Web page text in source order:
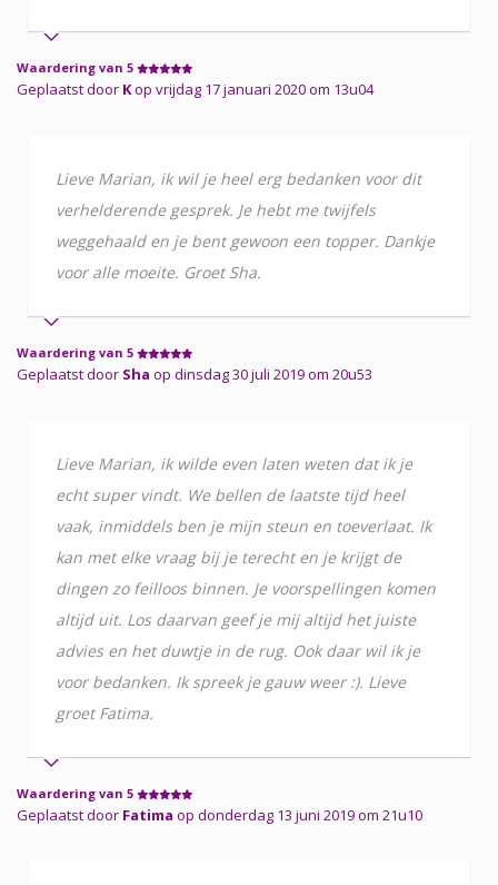
Waardering van 5
Geplaatst door Kop vrijdag 17 januari 2020 om 13u04
Lieve Marian, ik wil je heel erg bedanken voor dit
verhelderende gesprek. Je hebt me twijfels
weggehaald en je bent gewoon een topper. Dankje
voor alle moeite. Groet Sha.
Waardering van 5
Geplaatst door Sha op dinsdag 30 juli 2019 om 20u53
Lieve Marian, ik wilde even laten weten dat ik je
echt super vindt. We bellen de laatste tijd heel
vaak, inmiddels ben je mijn steun en toeverlaat. Ik
kan met elke vraag bij je terecht en je krijgt de
dingen zo feilloos binnen. Je voorspellingen komen
altijd uit. Los daarvan geef je mij altijd het juiste
advies en het duwtje in de rug. Ook daar wil ik je
voor bedanken. Ik spreek je gauw weer :). Lieve
groet Fatima.
Waardering van 5
Geplaatst door Fatima op donderdag 13 juni 2019 om 21u10